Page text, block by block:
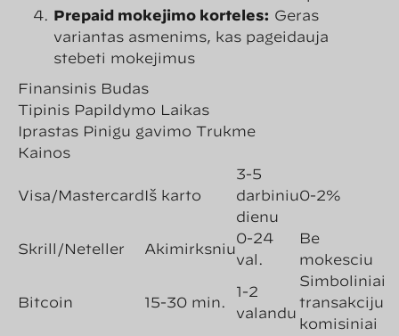
Prepaid mokėjimo kortelės: Geras
variantas asmenims, kas pageidauja
stebėti mokėjimus
Finansinis Būdas
Tipinis Papildymo Laikas
Įprastas Pinigų gavimo Trukmė
Kainos
Visa/MastercardIš karto
3-5
darbinių
dienų
0-2%
Skrill/Neteller Akimirksniu
0-24
val.
Be
mokesčių
Bitcoin 15-30 min.
1-2
valandų
Simboliniai
transakcijų
komisiniai